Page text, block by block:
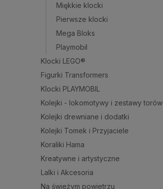
Miękkie klocki
Pierwsze klocki
Mega Bloks
Playmobil
Klocki LEGO®
Figurki Transformers
Klocki PLAYMOBIL
Kolejki - lokomotywy i zestawy torów
Kolejki drewniane i dodatki
Kolejki Tomek i Przyjaciele
Koraliki Hama
Kreatywne i artystyczne
Lalki i Akcesoria
Na świeżym powietrzu